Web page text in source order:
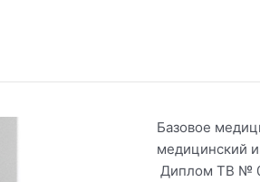
Базовое
медицинский
Диплом ТВ №